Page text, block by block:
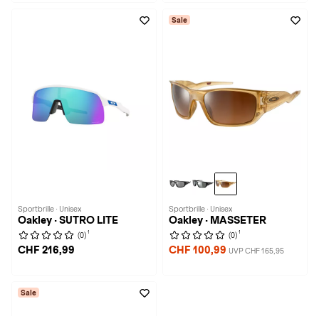
Sportbrille · Unisex
Oakley · SUTRO LITE
(0) 1
CHF 216,99
Sale
Sportbrille · Unisex
Oakley · MASSETER
(0) 1
CHF 100,99 UVP CHF 165,95
Sale